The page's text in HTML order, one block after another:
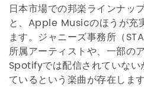
日本市場での邦楽ラインナッ
と、Apple Musicのほうが充
ます。ジャニーズ事務所（
所属アーティストや、一部の
Spotifyでは配信されていな
ているという楽曲が存在します